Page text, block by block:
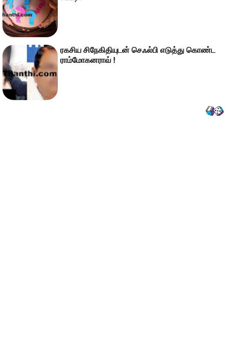
ரகசிய சிநேகிதியுடன் செஃல்பி எடுத்து கொண்ட
ராம்மோகனராவ் !